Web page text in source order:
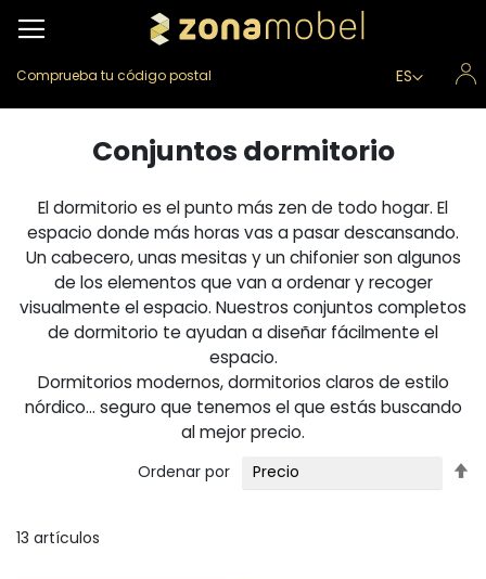
Comprueba tu código postal Lenguaje
ES
Conjuntos dormitorio
El dormitorio es el punto más zen de todo hogar. El
espacio donde más horas vas a pasar descansando.
Un cabecero, unas mesitas y un chifonier son algunos
de los elementos que van a ordenar y recoger
visualmente el espacio. Nuestros conjuntos completos
de dormitorio te ayudan a diseñar fácilmente el
espacio.
Dormitorios modernos, dormitorios claros de estilo
nórdico… seguro que tenemos el que estás buscando
al mejor precio.
13 artículos
Ordenar por